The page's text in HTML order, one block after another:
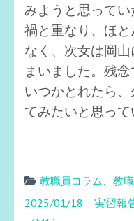
みようと思って
禍と重なり、ほ
なく、次女は岡
まいました。残
いつかとれたら
てみたいと思って
教職員コラム、 教
投
2025/01/18 実習報